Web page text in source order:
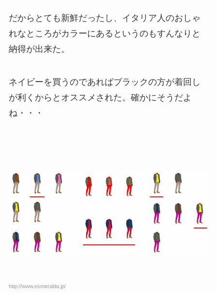
だからとても新鮮だったし、イタリア人のおしゃ
れなところがカラーにあるというのもすんなりと
納得が出来た。
ネイビーを買うのであればブラックの方が着回し
が利くからとオススメされた。確かにそうだよ
ね・・・
http://www.esmeralda.jp/